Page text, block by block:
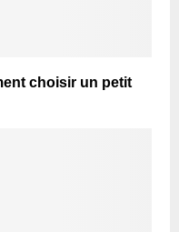
choisir un petit